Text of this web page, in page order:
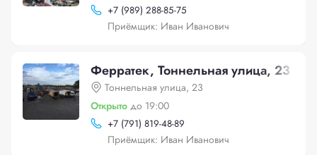
+7 (989) 288-85-75
Приёмщик: Иван Иванович
Ферратек, Тоннельная улица, 23
Тоннельная улица, 23
Открыто до 19:00
+7 (791) 819-48-89
Приёмщик: Иван Иванович